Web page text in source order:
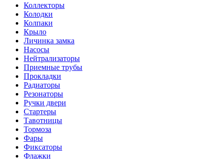
Коллекторы
Колодки
Колпаки
Крыло
Личинка замка
Насосы
Нейтрализаторы
Приемные трубы
Прокладки
Радиаторы
Резонаторы
Ручки двери
Стартеры
Тавотницы
Тормоза
Фары
Фиксаторы
Флажки